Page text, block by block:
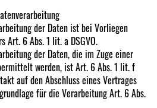
der Daten ist bei Vorliegen
Art. 6 Abs. 1 lit. a DSGVO.
der Daten, die im Zuge einer
werden, ist Art. 6 Abs. 1 lit. f
auf den Abschluss eines Vertrages
für die Verarbeitung Art. 6 Abs.